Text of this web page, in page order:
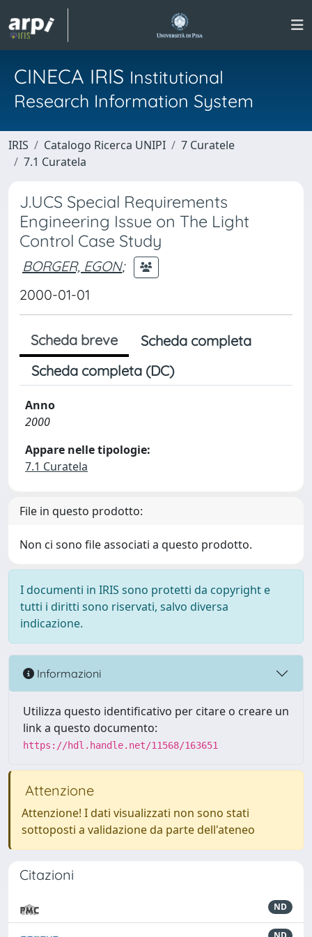
CINECA IRIS Institutional
Research Information System
IRIS Catalogo Ricerca UNIPI
7 Curatele
7.1 Curatela
J.UCS Special Requirements
Engineering Issue on The Light
Control Case Study
BORGER, EGON;
2000-01-01
Scheda breve
Scheda completa
Scheda completa (DC)
Anno
2000
Appare nelle tipologie:
7.1 Curatela
File in questo prodotto:
Non ci sono file associati a questo prodotto.
I documenti in IRIS sono protetti da copyright e
tutti i diritti sono riservati, salvo diversa
indicazione.
Informazioni
Utilizza questo identificativo per citare o creare un
link a questo documento:
https://hdl.handle.net/11568/163651
Attenzione
Attenzione! I dati visualizzati non sono stati
sottoposti a validazione da parte dell'ateneo
Citazioni
ND